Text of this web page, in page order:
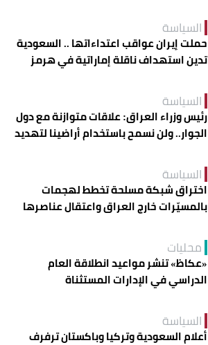
السياسة
حملت إيران عواقب اعتداءاتها .. السعودية
تدين استهداف ناقلة إماراتية في هرمز
السياسة
رئيس وزراء العراق: علاقات متوازنة مع دول
الجوار.. ولن نسمح باستخدام أراضينا لتهديد
السياسة
اختراق شبكة مسلحة تخطط لهجمات
بالمسيّرات خارج العراق واعتقال عناصرها
محليات
«عكاظ» تنشر مواعيد انطلاقة العام
الدراسي في الإدارات المستثناة
السياسة
أعلام السعودية وتركيا وباكستان ترفرف